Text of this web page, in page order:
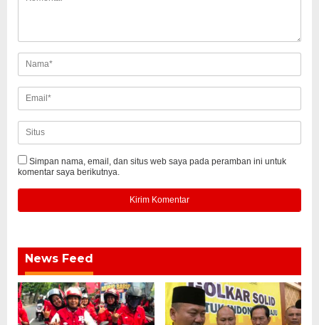
Simpan nama, email, dan situs web saya pada peramban ini untuk
komentar saya berikutnya.
News Feed